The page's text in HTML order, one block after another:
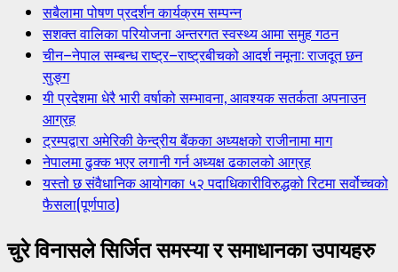
सबैलामा पोषण प्रदर्शन कार्यक्रम सम्पन्न
सशक्त वालिका परियोजना अन्तरगत स्वस्थ्य आमा समुह गठन
चीन–नेपाल सम्बन्ध राष्ट्र–राष्ट्रबीचको आदर्श नमूना: राजदूत छन
सुङ्ग
यी प्रदेशमा धेरै भारी वर्षाको सम्भावना, आवश्यक सतर्कता अपनाउन
आग्रह
ट्रम्पद्वारा अमेरिकी केन्द्रीय बैंकका अध्यक्षको राजीनामा माग
नेपालमा ढुक्क भएर लगानी गर्न अध्यक्ष ढकालको आग्रह
यस्तो छ संवैधानिक आयोगका ५२ पदाधिकारीविरुद्धको रिटमा सर्वोच्चको
फैसला(पूर्णपाठ)
चुरे विनासले सिर्जित समस्या र समाधानका उपायहरु